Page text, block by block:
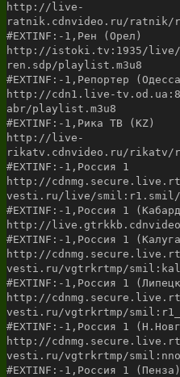
http://live-
ratnik.cdnvideo.ru/ratnik/
#EXTINF:-1,Рен (Орел)
http://istoki.tv:1935/
ren.sdp/playlist.m3u8
#EXTINF:-1,Репортер
http://cdn1.live-
abr/playlist.m3u8
#EXTINF:-1,Рика ТВ (KZ)
http://live-
rikatv.cdnvideo.ru/rikatv/
#EXTINF:-1,Россия 1
http://
vesti.ru/live/smil:r1.smil/
#EXTINF:-1,Россия 1
http://
#EXTINF:-1,Россия 1
http://
vesti.ru/vgtrkrtmp/
#EXTINF:-1,Россия 1
http://
vesti.ru/vgtrkrtmp/
#EXTINF:-1,Россия 1
http://
vesti.ru/vgtrkrtmp/
#EXTINF:-1,Россия 1 (Пенза)